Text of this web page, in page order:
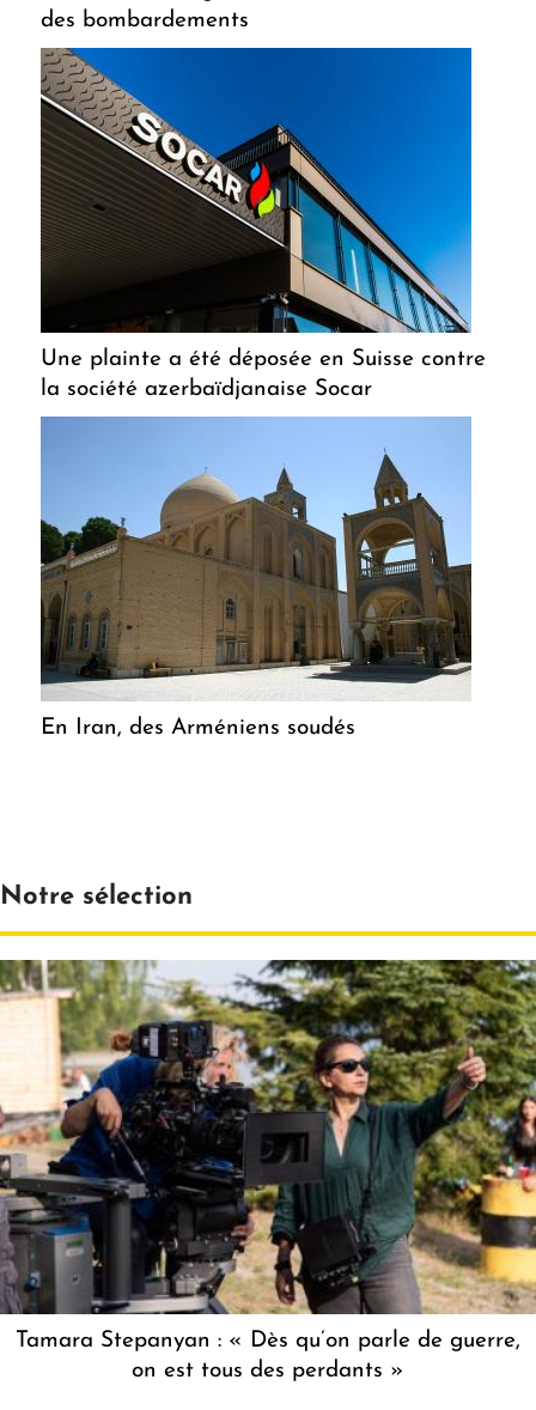
des bombardements
Une plainte a été déposée en Suisse contre
la société azerbaïdjanaise Socar
En Iran, des Arméniens soudés
Notre sélection
Tamara Stepanyan : « Dès qu’on parle de guerre,
on est tous des perdants »